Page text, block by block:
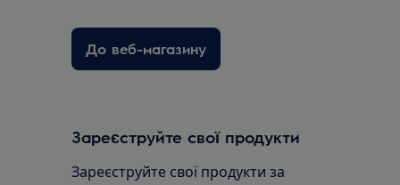
До веб-магазину
Зареєструйте свої продукти
Зареєструйте свої продукти за